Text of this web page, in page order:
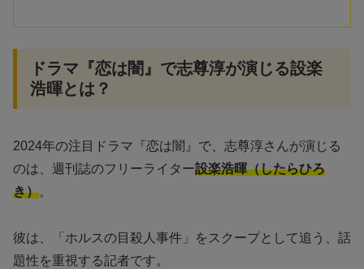
ドラマ『恋は闇』で志尊淳が演じる設楽
浩暉とは？
2024年の注目ドラマ『恋は闇』で、志尊淳さんが演じる
のは、週刊誌のフリーライター設楽浩暉（したらひろ
き）。
彼は、「ホルスの目殺人事件」をスクープとして追う、話
題性を重視する記者です。